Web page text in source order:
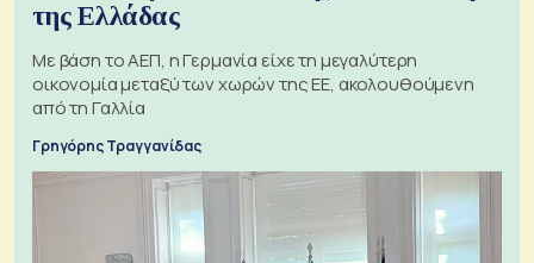
της Ελλάδας
Με βάση το ΑΕΠ, η Γερμανία είχε τη μεγαλύτερη
οικονομία μεταξύ των χωρών της ΕΕ, ακολουθούμενη
από τη Γαλλία
Γρηγόρης Τραγγανίδας